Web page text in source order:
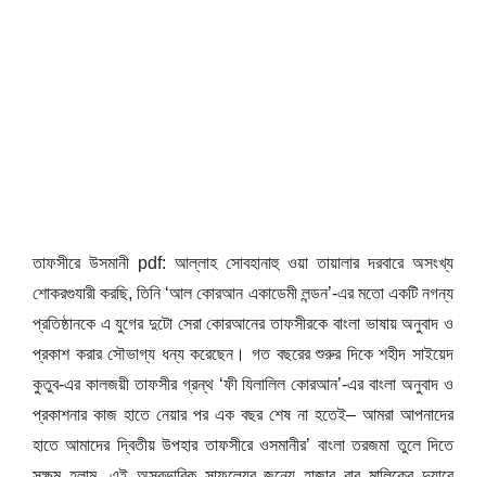
তাফসীরে উসমানী pdf: আল্লাহ সোবহানাহু ওয়া তায়ালার দরবারে অসংখ্য
শোকরগুযারী করছি, তিনি ‘আল কোরআন একাডেমী লন্ডন’-এর মতো একটি নগন্য
প্রতিষ্ঠানকে এ যুগের দুটো সেরা কোরআনের তাফসীরকে বাংলা ভাষায় অনুবাদ ও
প্রকাশ করার সৌভাগ্য ধন্য করেছেন। গত বছরের শুরুর দিকে শহীদ সাইয়েদ
কুতুব-এর কালজয়ী তাফসীর গ্রন্থ ‘ফী যিলালিল কোরআন’-এর বাংলা অনুবাদ ও
প্রকাশনার কাজ হাতে নেয়ার পর এক বছর শেষ না হতেই– আমরা আপনাদের
হাতে আমাদের দ্বিতীয় উপহার তাফসীরে ওসমানীর’ বাংলা তরজমা তুলে দিতে